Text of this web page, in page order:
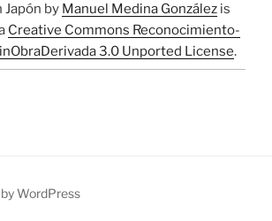
Japón by Manuel Medina González is
Creative Commons Reconocimiento-
3.0 Unported License.
WordPress